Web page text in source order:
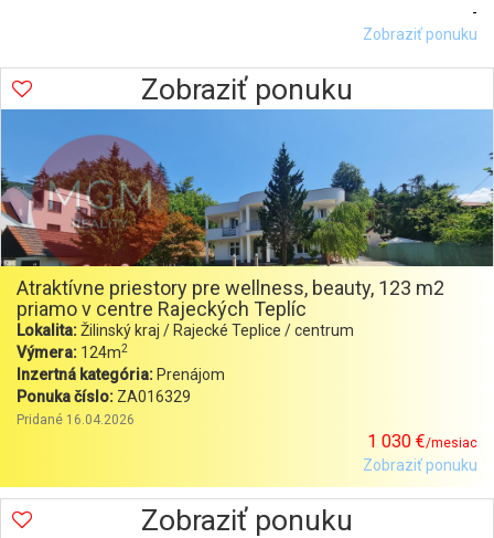
-
Zobraziť ponuku
Zobraziť ponuku
Atraktívne priestory pre wellness, beauty, 123 m2
priamo v centre Rajeckých Teplíc
Lokalita:Žilinský kraj / Rajecké Teplice / centrum
Výmera: 124m2
Inzertná kategória: Prenájom
Ponuka číslo: ZA016329
Pridané 16.04.2026
1 030 €/mesiac
Zobraziť ponuku
Zobraziť ponuku